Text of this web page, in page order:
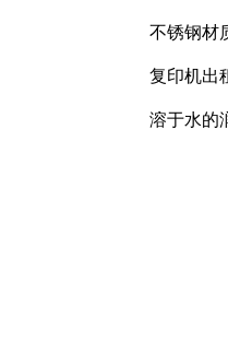
不锈钢材
复印机出
溶于水的